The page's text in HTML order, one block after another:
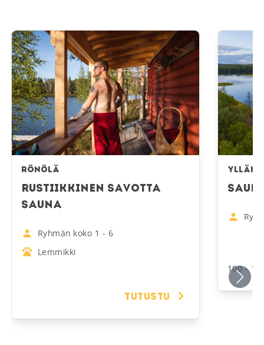
Rustiikkinen Savotta Sauna
Rönölä
Rustiikkinen Savotta
Sauna
Ryhmän koko 1 - 6
Lemmikki
Tutustu
Sauna ja
100 -